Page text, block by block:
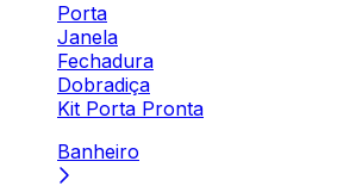
Porta
Janela
Fechadura
Dobradiça
Kit Porta Pronta
Banheiro